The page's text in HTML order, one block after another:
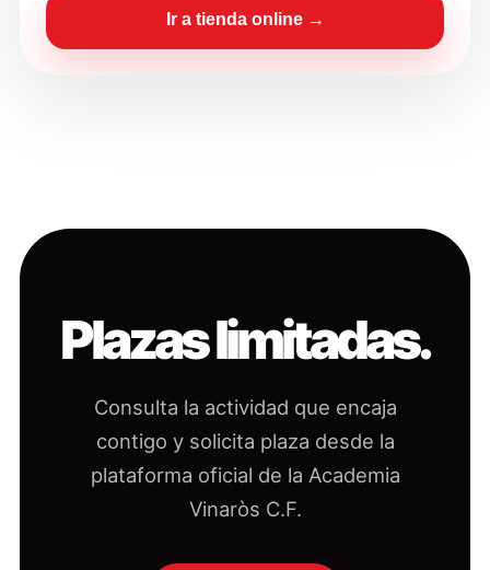
Ir a tienda online →
Plazas limitadas.
Consulta la actividad que encaja
contigo y solicita plaza desde la
plataforma oficial de la Academia
Vinaròs C.F.